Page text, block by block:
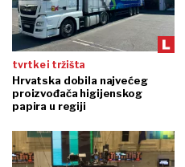
tvrtke i tržišta
Hrvatska dobila najvećeg
proizvođača higijenskog
papira u regiji